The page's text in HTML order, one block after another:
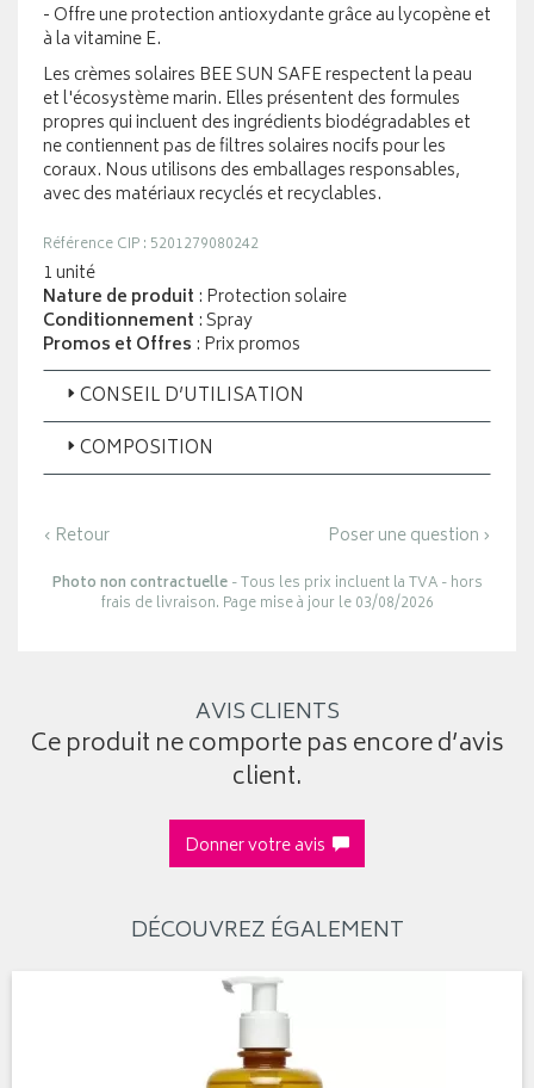
- Offre une protection antioxydante grâce au lycopène et
à la vitamine E.
Les crèmes solaires BEE SUN SAFE respectent la peau
et l'écosystème marin. Elles présentent des formules
propres qui incluent des ingrédients biodégradables et
ne contiennent pas de filtres solaires nocifs pour les
coraux. Nous utilisons des emballages responsables,
avec des matériaux recyclés et recyclables.
Référence CIP : 5201279080242
1 unité
Nature de produit : Protection solaire
Conditionnement : Spray
Promos et Offres : Prix promos
CONSEIL D’UTILISATION
COMPOSITION
‹ Retour Poser une question ›
Photo non contractuelle- Tous les prix incluent la TVA - hors
frais de livraison. Page mise à jour le 03/08/2026
AVIS CLIENTS
Ce produit ne comporte pas encore d’avis
client.
Donner votre avis
DÉCOUVREZ ÉGALEMENT